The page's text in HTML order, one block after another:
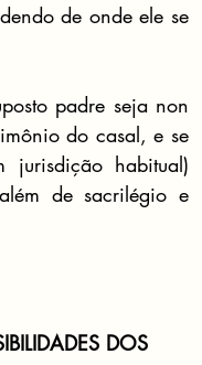
de onde ele se
padre seja non
do casal, e se
jurisdição habitual)
de sacrilégio e
DOS